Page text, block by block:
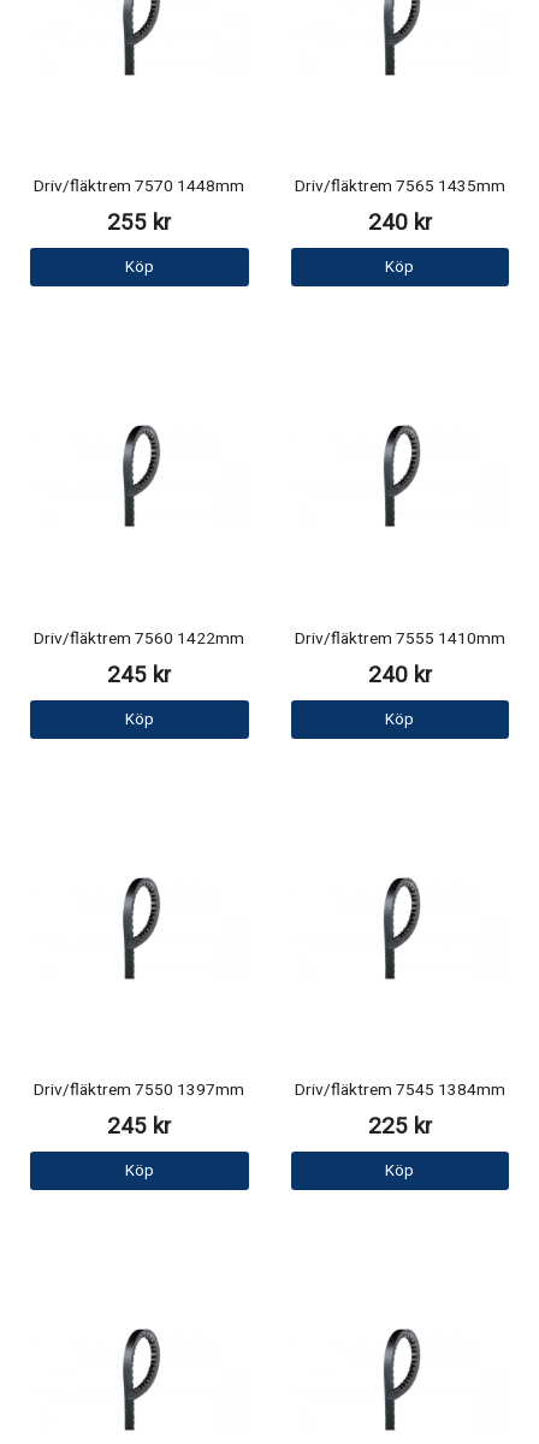
Driv/fläktrem 7570 1448mm
255 kr
Köp
Driv/fläktrem 7565 1435mm
240 kr
Köp
Driv/fläktrem 7560 1422mm
245 kr
Köp
Driv/fläktrem 7555 1410mm
240 kr
Köp
Driv/fläktrem 7550 1397mm
245 kr
Köp
Driv/fläktrem 7545 1384mm
225 kr
Köp